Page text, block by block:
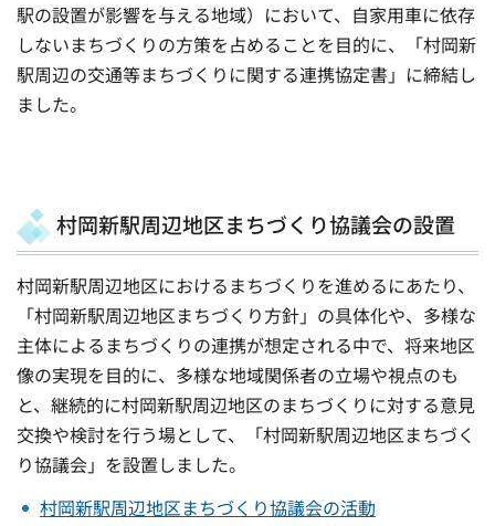
駅の設置が影響を与える地域）において、自家用車に依存
しないまちづくりの方策を占めることを目的に、「村岡新
駅周辺の交通等まちづくりに関する連携協定書」に締結し
ました。
村岡新駅周辺地区まちづくり協議会の設置
村岡新駅周辺地区におけるまちづくりを進めるにあたり、
「村岡新駅周辺地区まちづくり方針」の具体化や、多様な
主体によるまちづくりの連携が想定される中で、将来地区
像の実現を目的に、多様な地域関係者の立場や視点のも
と、継続的に村岡新駅周辺地区のまちづくりに対する意見
交換や検討を行う場として、「村岡新駅周辺地区まちづく
り協議会」を設置しました。
村岡新駅周辺地区まちづくり協議会の活動